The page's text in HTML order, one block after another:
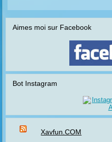
Aimes moi sur Facebook
Bot Instagram
Xavfun.COM